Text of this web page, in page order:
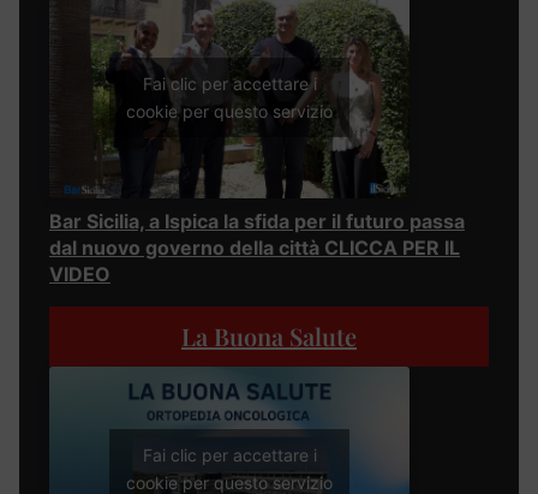
Fai clic per accettare i
cookie per questo servizio
Bar Sicilia, a Ispica la sfida per il futuro passa
dal nuovo governo della città CLICCA PER IL
VIDEO
La Buona Salute
Fai clic per accettare i
cookie per questo servizio